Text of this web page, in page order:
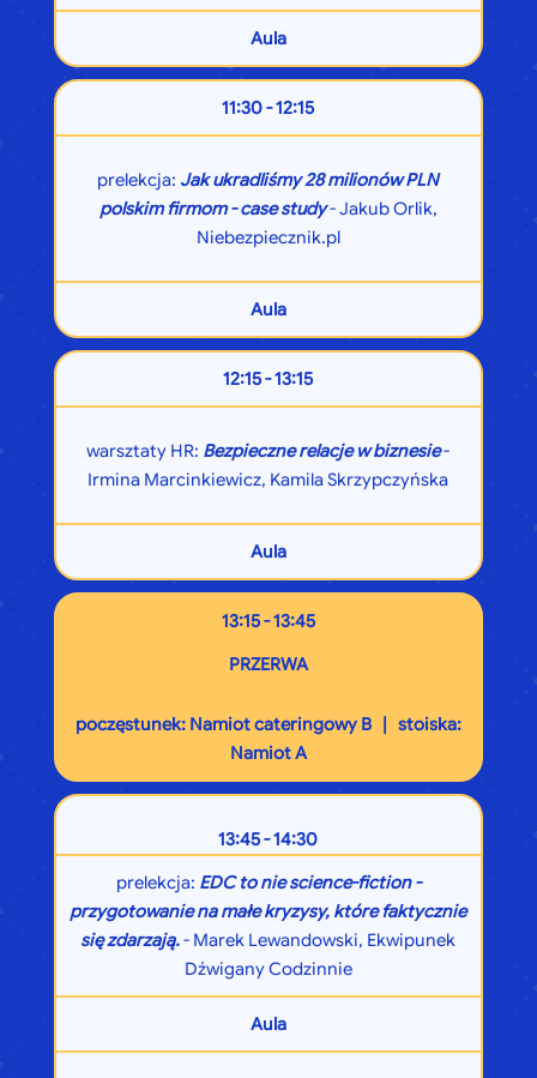
Aula
11:30 - 12:15
prelekcja: Jak ukradliśmy 28 milionów PLN
polskim firmom - case study- Jakub Orlik,
Niebezpiecznik.pl
Aula
12:15 - 13:15
warsztaty HR: Bezpieczne relacje w biznesie-
Irmina Marcinkiewicz, Kamila Skrzypczyńska
Aula
13:15 - 13:45
PRZERWA
poczęstunek: Namiot cateringowy B | stoiska:
Namiot A
Aula
13:45 - 14:30
prelekcja: EDC to nie science-fiction -
przygotowanie na małe kryzysy, które faktycznie
się zdarzają.- Marek Lewandowski, Ekwipunek
Dźwigany Codzinnie